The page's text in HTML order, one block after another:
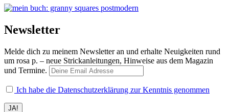
Newsletter
Melde dich zu meinem Newsletter an und erhalte Neuigkeiten rund
um rosa p. – neue Strickanleitungen, Hinweise aus dem Magazin
und Termine.
Ich habe die Datenschutzerklärung zur Kenntnis genommen